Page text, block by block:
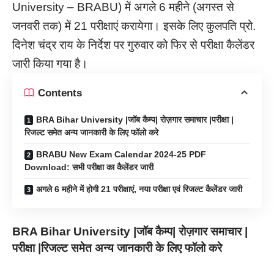
University – BRABU) में अगले 6 महीने (अगस्त से
जनवरी तक) में 21 परीक्षाएं करायेगा। इसके लिए कुलपति प्रो.
दिनेश चंद्र राय के निर्देश पर गुरुवार को फिर से परीक्षा कैलेंडर
जारी किया गया है।
Contents
BRA Bihar University |जॉब कैम्प| रोज़गार समाचार |परीक्षा |
रिजल्ट समेत अन्य जानकारी के लिए फॉलो करे
BRABU New Exam Calendar 2024-25 PDF
Download: सभी परीक्षा का कैलेंडर जारी
अगले 6 महीने में होगी 21 परीक्षाएं, नया परीक्षा एवं रिजल्ट कैलेंडर जारी
BRA Bihar University |जॉब कैम्प| रोज़गार समाचार |
परीक्षा |रिजल्ट समेत अन्य जानकारी के लिए फॉलो करे